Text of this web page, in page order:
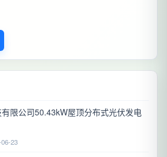
限公司50.43kW屋顶分布式光伏发电
23